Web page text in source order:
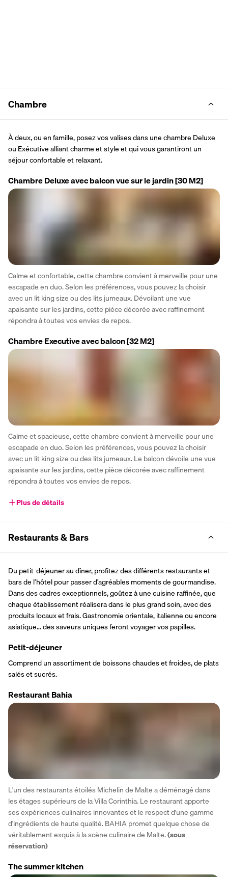
Chambre
À deux, ou en famille, posez vos valises dans une chambre Deluxe
ou Exécutive alliant charme et style et qui vous garantiront un
séjour confortable et relaxant.
Chambre Deluxe avec balcon vue sur le jardin[30 M2]
Calme et confortable, cette chambre convient à merveille pour une
escapade en duo. Selon les préférences, vous pouvez la choisir
avec un lit king size ou des lits jumeaux. Dévoilant une vue
apaisante sur les jardins, cette pièce décorée avec raffinement
répondra à toutes vos envies de repos.
Chambre Executive avec balcon[32 M2]
Calme et spacieuse, cette chambre convient à merveille pour une
escapade en duo. Selon les préférences, vous pouvez la choisir
avec un lit king size ou des lits jumeaux. Le balcon dévoile une vue
apaisante sur les jardins, cette pièce décorée avec raffinement
répondra à toutes vos envies de repos.
Plus de détails
Restaurants & Bars
Du petit-déjeuner au dîner, profitez des différents restaurants et
bars de l’hôtel pour passer d’agréables moments de gourmandise.
Dans des cadres exceptionnels, goûtez à une cuisine raffinée, que
chaque établissement réalisera dans le plus grand soin, avec des
produits locaux et frais. Gastronomie orientale, italienne ou encore
asiatique… des saveurs uniques feront voyager vos papilles.
Petit-déjeuner
Comprend un assortiment de boissons chaudes et froides, de plats
salés et sucrés.
Restaurant Bahia
L'un des restaurants étoilés Michelin de Malte a déménagé dans
les étages supérieurs de la Villa Corinthia. Le restaurant apporte
ses expériences culinaires innovantes et le respect d'une gamme
d'ingrédients de haute qualité. BAHIA promet quelque chose de
véritablement exquis à la scène culinaire de Malte. (sous
réservation)
The summer kitchen